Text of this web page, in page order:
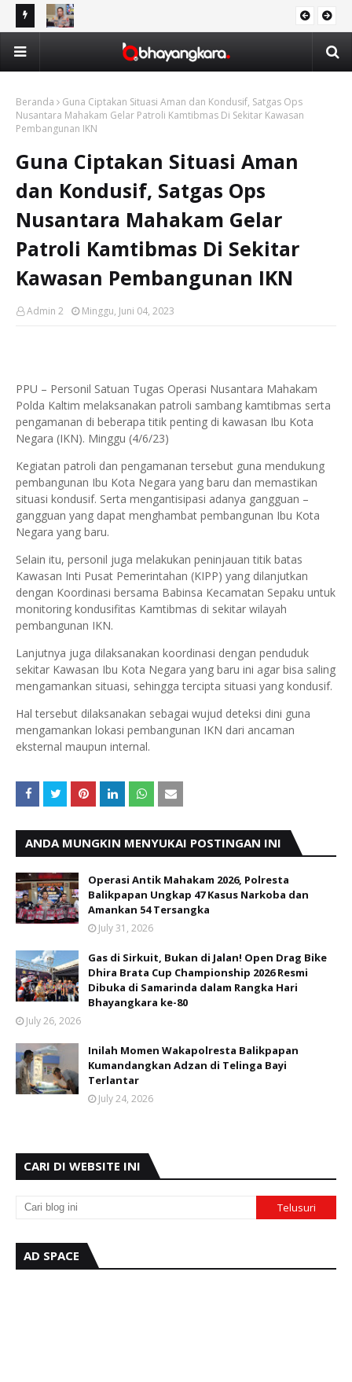
Wakapolresta Balikpapan: Tidak Ada Kompromi bagi Pelaku
Kejahatan Narkotika
47
Beranda
Guna Ciptakan Situasi Aman dan Kondusif, Satgas Ops
Nusantara Mahakam Gelar Patroli Kamtibmas Di Sekitar Kawasan
Pembangunan IKN
Guna Ciptakan Situasi Aman
dan Kondusif, Satgas Ops
Nusantara Mahakam Gelar
Patroli Kamtibmas Di Sekitar
Kawasan Pembangunan IKN
Admin 2 Minggu, Juni 04, 2023
PPU – Personil Satuan Tugas Operasi Nusantara Mahakam
Polda Kaltim melaksanakan patroli sambang kamtibmas serta
pengamanan di beberapa titik penting di kawasan Ibu Kota
Negara (IKN). Minggu (4/6/23)
Kegiatan patroli dan pengamanan tersebut guna mendukung
pembangunan Ibu Kota Negara yang baru dan memastikan
situasi kondusif. Serta mengantisipasi adanya gangguan –
gangguan yang dapat menghambat pembangunan Ibu Kota
Negara yang baru.
Selain itu, personil juga melakukan peninjauan titik batas
Kawasan Inti Pusat Pemerintahan (KIPP) yang dilanjutkan
dengan Koordinasi bersama Babinsa Kecamatan Sepaku untuk
monitoring kondusifitas Kamtibmas di sekitar wilayah
pembangunan IKN.
Lanjutnya juga dilaksanakan koordinasi dengan penduduk
sekitar Kawasan Ibu Kota Negara yang baru ini agar bisa saling
mengamankan situasi, sehingga tercipta situasi yang kondusif.
Hal tersebut dilaksanakan sebagai wujud deteksi dini guna
mengamankan lokasi pembangunan IKN dari ancaman
eksternal maupun internal.
ANDA MUNGKIN MENYUKAI POSTINGAN INI
Operasi Antik Mahakam 2026, Polresta
Balikpapan Ungkap 47 Kasus Narkoba dan
Amankan 54 Tersangka
July 31, 2026
Gas di Sirkuit, Bukan di Jalan! Open Drag Bike
Dhira Brata Cup Championship 2026 Resmi
Dibuka di Samarinda dalam Rangka Hari
Bhayangkara ke-80
July 26, 2026
Inilah Momen Wakapolresta Balikpapan
Kumandangkan Adzan di Telinga Bayi
Terlantar
July 24, 2026
CARI DI WEBSITE INI
AD SPACE